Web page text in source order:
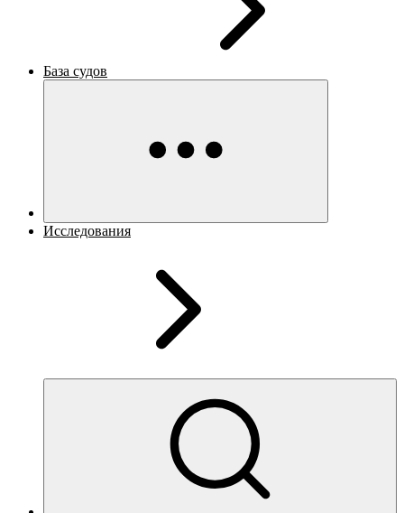
База судов
Исследования